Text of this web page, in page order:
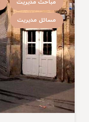
مباحث مدیریت
مسائل مدیریت